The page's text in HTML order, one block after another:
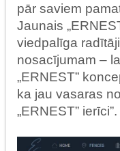
pār saviem
Jaunais
viedpalīga
nosacījumam –
„ERNEST”
ka jau vasaras
„ERNEST” ierīci”.